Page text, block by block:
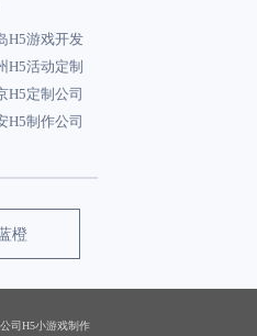
H5游戏开发
H5活动定制
H5定制公司
H5制作公司
橙
司H5小游戏制作